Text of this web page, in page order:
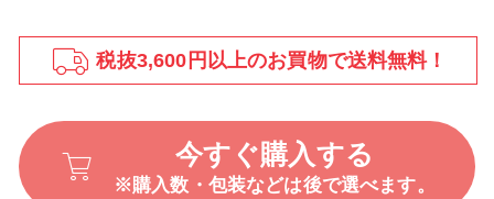
税抜3,600円以上のお買物で送料無料！
今すぐ購入する
※購入数・包装などは後で選べます。